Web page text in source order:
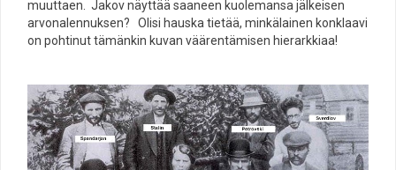
muuttaen. Jakov näyttää saaneen kuolemansa jälkeisen
arvonalennuksen? Olisi hauska tietää, minkälainen konklaavi
on pohtinut tämänkin kuvan väärentämisen hierarkkiaa!